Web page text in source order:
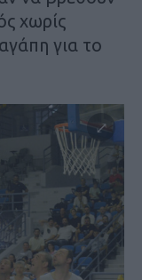
χωρίς
για το